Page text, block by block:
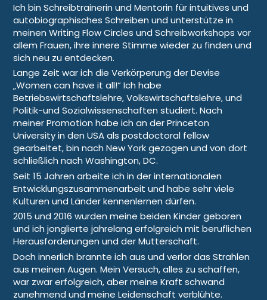
Ich bin Schreibtrainerin und Mentorin für intuitives und
autobiographisches Schreiben und unterstütze in
meinen Writing Flow Circles und Schreibworkshops vor
allem Frauen, ihre innere Stimme wieder zu finden und
sich neu zu entdecken.
Lange Zeit war ich die Verkörperung der Devise
„Women can have it all!“ Ich habe
Betriebswirtschaftslehre, Volkswirtschaftslehre, und
Politik-und Sozialwissenschaften studiert. Nach
meiner Promotion habe ich an der Princeton
University in den USA als postdoctoral fellow
gearbeitet, bin nach New York gezogen und von dort
schließlich nach Washington, DC.
Seit 15 Jahren arbeite ich in der internationalen
Entwicklungszusammenarbeit und habe sehr viele
Kulturen und Länder kennenlernen dürfen.
2015 und 2016 wurden meine beiden Kinder geboren
und ich jonglierte jahrelang erfolgreich mit beruflichen
Herausforderungen und der Mutterschaft.
Doch innerlich brannte ich aus und verlor das Strahlen
aus meinen Augen. Mein Versuch, alles zu schaffen,
war zwar erfolgreich, aber meine Kraft schwand
zunehmend und meine Leidenschaft verblühte.